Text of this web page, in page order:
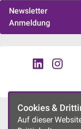
Newsletter
Anmeldung
Cookies &
Auf dieser